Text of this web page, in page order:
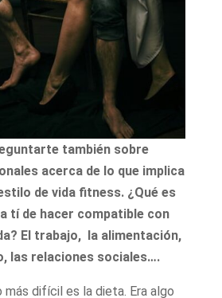
también sobre
acerca de lo que implica
de vida fitness. ¿Qué es
tí de hacer compatible con
El trabajo, la alimentación,
las relaciones sociales….
difícil es la dieta. Era algo